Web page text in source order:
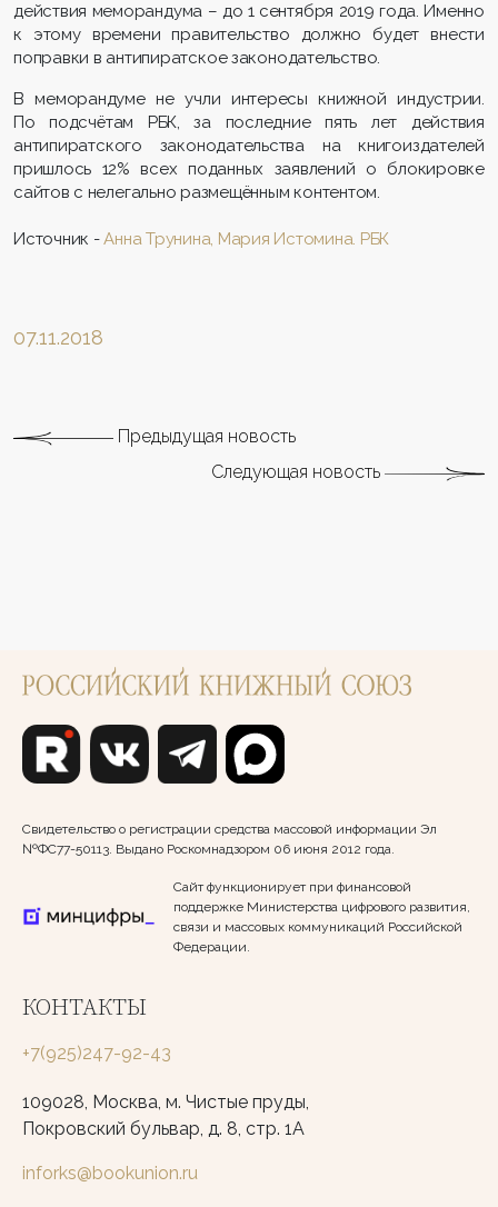
действия меморандума – до 1 сентября 2019 года. Именно
к этому времени правительство должно будет внести
поправки в антипиратское законодательство.
В меморандуме не учли интересы книжной индустрии.
По подсчётам РБК, за последние пять лет действия
антипиратского законодательства на книгоиздателей
пришлось 12% всех поданных заявлений о блокировке
сайтов с нелегально размещённым контентом.
Источник -Анна Трунина, Мария Истомина. РБК
07.11.2018
Предыдущая новость
Следующая новость
Свидетельство о регистрации средства массовой информации Эл
№ФС77-50113. Выдано Роскомнадзором 06 июня 2012 года.
Сайт функционирует при финансовой
поддержке Министерства цифрового развития,
связи и массовых коммуникаций Российской
Федерации.
КОНТАКТЫ
+7(925)247-92-43
109028, Москва, м. Чистые пруды,
Покровский бульвар, д. 8, стр. 1А
inforks@bookunion.ru